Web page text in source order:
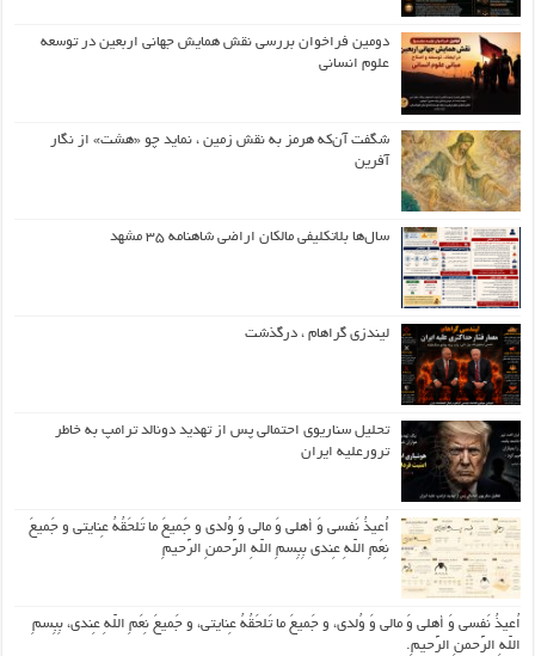
دومین فراخوان بررسی نقش همایش جهانی اربعین در توسعه
علوم انسانی
شگفت آن‌که هرمز به نقش زمین ، نماید چو «هشت» از نگار
آفرین
سال‌ها بلاتکلیفی مالکان اراضی شاهنامه ۳۵ مشهد
لیندزی گراهام ، درگذشت
تحلیل سناریوی احتمالی پس از تهدید دونالد ترامپ به خاطر
ترورعلیه ایران
اُعیذُ نَفسی وَ أهلی وَ مالی وَ وُلدی و جَمیعَ ما تَلحَقُهُ عِنایتی و جَمیعَ
نِعَمِ اللّهِ عِندی بِبِسمِ اللّهِ الرَّحمنِ الرَّحیمِ
اُعیذُ نَفسی وَ أهلی وَ مالی وَ وُلدی، و جَمیعَ ما تَلحَقُهُ عِنایتی، و جَمیعَ نِعَمِ اللّهِ عِندی، بِبِسمِ
اللّهِ الرَّحمنِ الرَّحیمِ.